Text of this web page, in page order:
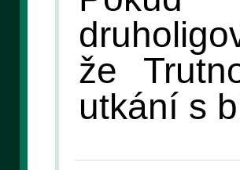
že
utkání s